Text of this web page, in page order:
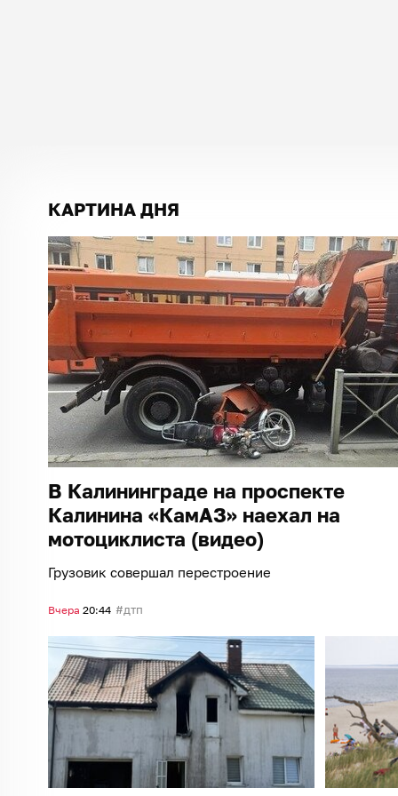
КАРТИНА ДНЯ
В Калининграде на проспекте
Калинина «КамАЗ» наехал на
мотоциклиста (видео)
Грузовик совершал перестроение
Вчера 20:44 дтп